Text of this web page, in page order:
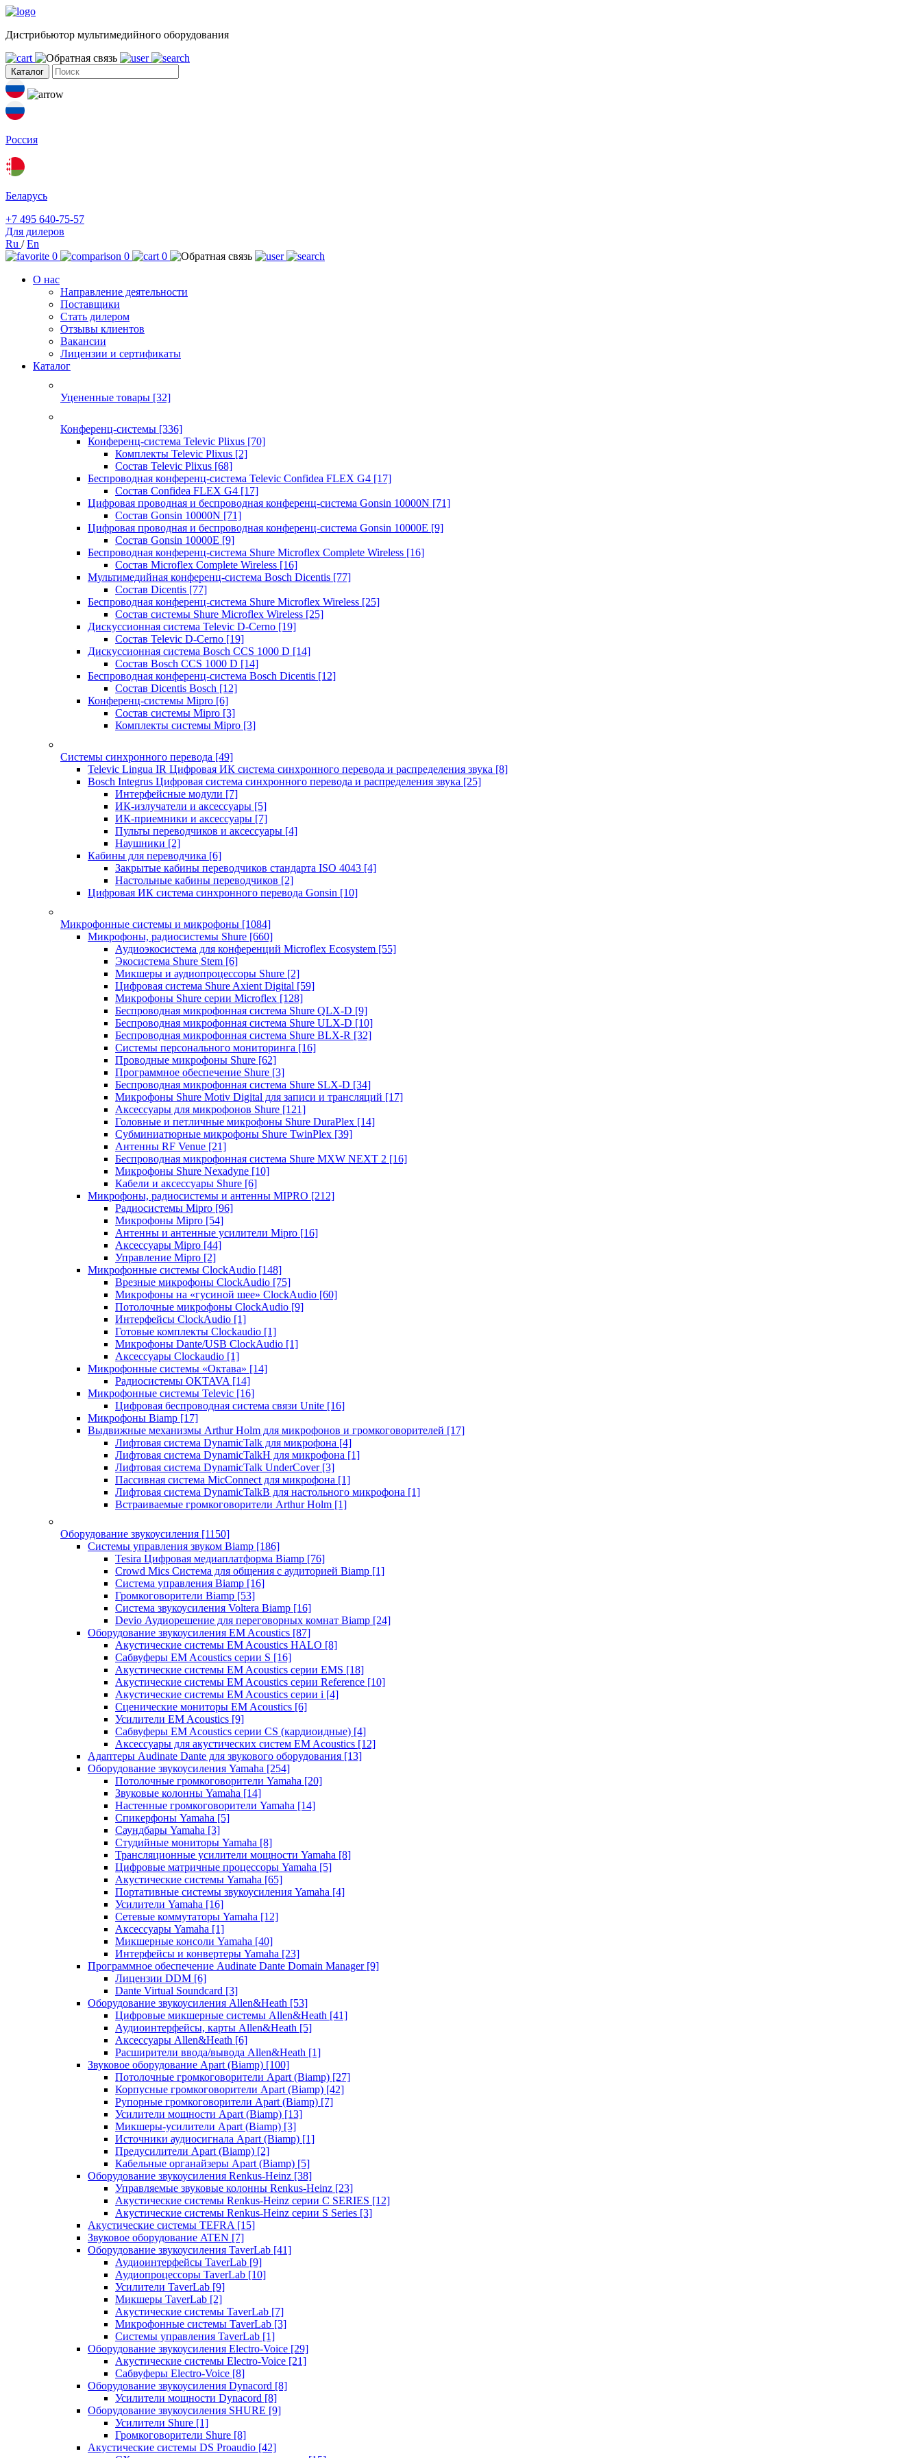
Дистрибьютор мультимедийного оборудования
Каталог
Россия
Беларусь
+7 495 640-75-57
Для дилеров
Ru /En
0
0
0
О нас
Направление деятельности
Поставщики
Стать дилером
Отзывы клиентов
Вакансии
Лицензии и сертификаты
Каталог
Уцененные товары [32]
Конференц-системы [336]
Конференц-система Televic Plixus [70]
Комплекты Televic Plixus [2]
Состав Televic Plixus [68]
Беспроводная конференц-система Televic Confidea FLEX G4 [17]
Состав Confidea FLEX G4 [17]
Цифровая проводная и беспроводная конференц-система Gonsin 10000N [71]
Состав Gonsin 10000N [71]
Цифровая проводная и беспроводная конференц-система Gonsin 10000E [9]
Состав Gonsin 10000E [9]
Беспроводная конференц-система Shure Microflex Complete Wireless [16]
Состав Microflex Complete Wireless [16]
Мультимедийная конференц-система Bosch Dicentis [77]
Состав Dicentis [77]
Беспроводная конференц-система Shure Microflex Wireless [25]
Состав системы Shure Microflex Wireless [25]
Дискуссионная система Televic D-Cerno [19]
Состав Televic D-Cerno [19]
Дискуссионная система Bosch CCS 1000 D [14]
Состав Bosch CCS 1000 D [14]
Беспроводная конференц-система Bosch Dicentis [12]
Состав Dicentis Bosch [12]
Конференц-системы Mipro [6]
Состав системы Mipro [3]
Комплекты системы Mipro [3]
Системы синхронного перевода [49]
Televic Lingua IR Цифровая ИК система синхронного перевода и распределения звука [8]
Bosch Integrus Цифровая система синхронного перевода и распределения звука [25]
Интерфейсные модули [7]
ИК-излучатели и аксессуары [5]
ИК-приемники и аксессуары [7]
Пульты переводчиков и аксессуары [4]
Наушники [2]
Кабины для переводчика [6]
Закрытые кабины переводчиков стандарта ISO 4043 [4]
Настольные кабины переводчиков [2]
Цифровая ИК система синхронного перевода Gonsin [10]
Микрофонные системы и микрофоны [1084]
Микрофоны, радиосистемы Shure [660]
Аудиоэкосистема для конференций Microflex Ecosystem [55]
Экосистема Shure Stem [6]
Микшеры и аудиопроцессоры Shure [2]
Цифровая система Shure Axient Digital [59]
Микрофоны Shure серии Microflex [128]
Беспроводная микрофонная система Shure QLX-D [9]
Беспроводная микрофонная система Shure ULX-D [10]
Беспроводная микрофонная система Shure BLX-R [32]
Системы персонального мониторинга [16]
Проводные микрофоны Shure [62]
Программное обеспечение Shure [3]
Беспроводная микрофонная система Shure SLX-D [34]
Микрофоны Shure Motiv Digital для записи и трансляций [17]
Аксессуары для микрофонов Shure [121]
Головные и петличные микрофоны Shure DuraPlex [14]
Субминиатюрные микрофоны Shure TwinPlex [39]
Антенны RF Venue [21]
Беспроводная микрофонная система Shure MXW NEXT 2 [16]
Микрофоны Shure Nexadyne [10]
Кабели и аксессуары Shure [6]
Микрофоны, радиосистемы и антенны MIPRO [212]
Радиосистемы Mipro [96]
Микрофоны Mipro [54]
Антенны и антенные усилители Mipro [16]
Аксессуары Mipro [44]
Управление Mipro [2]
Микрофонные системы ClockAudio [148]
Врезные микрофоны ClockAudio [75]
Микрофоны на «гусиной шее» ClockAudio [60]
Потолочные микрофоны ClockAudio [9]
Интерфейсы ClockAudio [1]
Готовые комплекты Clockaudio [1]
Микрофоны Dante/USB ClockAudio [1]
Аксессуары Clockaudio [1]
Микрофонные системы «Октава» [14]
Радиосистемы OKTAVA [14]
Микрофонные системы Televic [16]
Цифровая беспроводная система связи Unite [16]
Микрофоны Biamp [17]
Выдвижные механизмы Arthur Holm для микрофонов и громкоговорителей [17]
Лифтовая система DynamicTalk для микрофона [4]
Лифтовая система DynamicTalkH для микрофона [1]
Лифтовая система DynamicTalk UnderCover [3]
Пассивная система MicConnect для микрофона [1]
Лифтовая система DynamicTalkB для настольного микрофона [1]
Встраиваемые громкоговорители Arthur Holm [1]
Оборудование звукоусиления [1150]
Системы управления звуком Biamp [186]
Tesira Цифровая медиаплатформа Biamp [76]
Crowd Mics Система для общения с аудиторией Biamp [1]
Система управления Biamp [16]
Громкоговорители Biamp [53]
Система звукоусиления Voltera Biamp [16]
Devio Аудиорешение для переговорных комнат Biamp [24]
Оборудование звукоусиления EM Acoustics [87]
Акустические системы EM Acoustics HALO [8]
Сабвуферы EM Acoustics серии S [16]
Акустические системы EM Acoustics серии EMS [18]
Акустические системы EM Acoustics серии Reference [10]
Акустические системы EM Acoustics серии i [4]
Сценические мониторы EM Acoustics [6]
Усилители EM Acoustics [9]
Сабвуферы EM Acoustics серии CS (кардиоидные) [4]
Аксессуары для акустических систем EM Acoustics [12]
Адаптеры Audinate Dante для звукового оборудования [13]
Оборудование звукоусиления Yamaha [254]
Потолочные громкоговорители Yamaha [20]
Звуковые колонны Yamaha [14]
Настенные громкоговорители Yamaha [14]
Спикерфоны Yamaha [5]
Саундбары Yamaha [3]
Студийные мониторы Yamaha [8]
Трансляционные усилители мощности Yamaha [8]
Цифровые матричные процессоры Yamaha [5]
Акустические системы Yamaha [65]
Портативные системы звукоусиления Yamaha [4]
Усилители Yamaha [16]
Сетевые коммутаторы Yamaha [12]
Аксессуары Yamaha [1]
Микшерные консоли Yamaha [40]
Интерфейсы и конвертеры Yamaha [23]
Программное обеспечение Audinate Dante Domain Manager [9]
Лицензии DDM [6]
Dante Virtual Soundcard [3]
Оборудование звукоусиления Allen&Heath [53]
Цифровые микшерные системы Allen&Heath [41]
Аудиоинтерфейсы, карты Allen&Heath [5]
Аксессуары Allen&Heath [6]
Расширители ввода/вывода Allen&Heath [1]
Звуковое оборудование Apart (Biamp) [100]
Потолочные громкоговорители Apart (Biamp) [27]
Корпусные громкоговорители Apart (Biamp) [42]
Рупорные громкоговорители Apart (Biamp) [7]
Усилители мощности Apart (Biamp) [13]
Микшеры-усилители Apart (Biamp) [3]
Источники аудиосигнала Apart (Biamp) [1]
Предусилители Apart (Biamp) [2]
Кабельные органайзеры Apart (Biamp) [5]
Оборудование звукоусиления Renkus-Heinz [38]
Управляемые звуковые колонны Renkus-Heinz [23]
Акустические системы Renkus-Heinz серии C SERIES [12]
Акустические системы Renkus-Heinz серии S Series [3]
Акустические системы TEFRA [15]
Звуковое оборудование ATEN [7]
Оборудование звукоусиления TaverLab [41]
Аудиоинтерфейсы TaverLab [9]
Аудиопроцессоры TaverLab [10]
Усилители TaverLab [9]
Микшеры TaverLab [2]
Акустические системы TaverLab [7]
Микрофонные системы TaverLab [3]
Системы управления TaverLab [1]
Оборудование звукоусиления Electro-Voice [29]
Акустические системы Electro-Voice [21]
Сабвуферы Electro-Voice [8]
Оборудование звукоусиления Dynacord [8]
Усилители мощности Dynacord [8]
Оборудование звукоусиления SHURE [9]
Усилители Shure [1]
Громкоговорители Shure [8]
Акустические системы DS Proaudio [42]